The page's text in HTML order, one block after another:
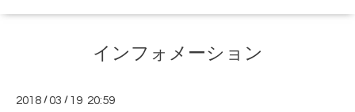
インフォメーション
2018 /03 / 19 20:59